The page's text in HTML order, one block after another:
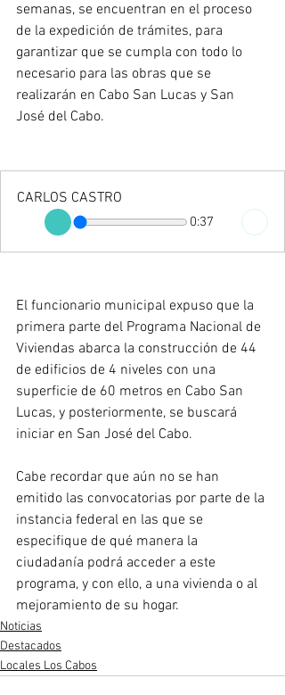
semanas, se encuentran en el proceso
de la expedición de trámites, para
garantizar que se cumpla con todo lo
necesario para las obras que se
realizarán en Cabo San Lucas y San
José del Cabo.
CARLOS CASTRO
0:37
El funcionario municipal expuso que la
primera parte del Programa Nacional de
Viviendas abarca la construcción de 44
de edificios de 4 niveles con una
superficie de 60 metros en Cabo San
Lucas, y posteriormente, se buscará
iniciar en San José del Cabo.
Cabe recordar que aún no se han
emitido las convocatorias por parte de la
instancia federal en las que se
especifique de qué manera la
ciudadanía podrá acceder a este
programa, y con ello, a una vivienda o al
mejoramiento de su hogar.
Noticias
Destacados
Locales Los Cabos